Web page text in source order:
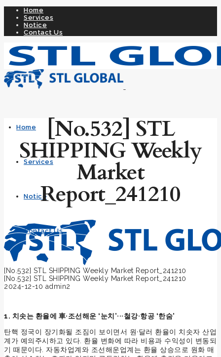
Home
Services
Notice
Contact Us
Home
Services
Notice
Contact Us
[No.532] STL
SHIPPING Weekly
Market
Report_241210
[No.532] STL SHIPPING Weekly Market Report_241210
[No.532] STL SHIPPING Weekly Market Report_241210
2024-12-10 admin2
1. 치솟는 환율에 車·조선해운 ‘눈치’···철강·항공 ‘한숨’
탄핵 정국이 장기화될 조짐이 보이면서 원·달러 환율이 치솟자 산업
계가 예의주시하고 있다. 환율 변화에 따라 비용과 수익성이 변동되
기 때문이다. 자동차업계와 조선해운업계는 환율 상승으로 원화 매